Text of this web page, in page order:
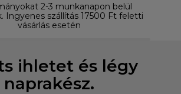
2-3 munkanapon belül
Ingyenes szállítás 17500 Ft feletti
vásárlás esetén
ihletet és légy
naprakész.